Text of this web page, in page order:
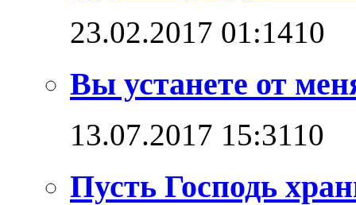
23.02.2017 01:1410
Вы устанете от
13.07.2017 15:3110
Пусть Господь